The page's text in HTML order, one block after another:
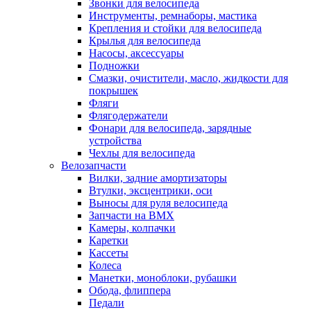
Звонки для велосипеда
Инструменты, ремнаборы, мастика
Крепления и стойки для велосипеда
Крылья для велосипеда
Насосы, аксессуары
Подножки
Смазки, очистители, масло, жидкости для
покрышек
Фляги
Флягодержатели
Фонари для велосипеда, зарядные
устройства
Чехлы для велосипеда
Велозапчасти
Вилки, задние амортизаторы
Втулки, эксцентрики, оси
Выносы для руля велосипеда
Запчасти на BMX
Камеры, колпачки
Каретки
Кассеты
Колеса
Манетки, моноблоки, рубашки
Обода, флиппера
Педали